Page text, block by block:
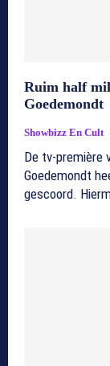
Ruim half
Goedemondt
Showbizz En Cult
De tv-première
Goedemondt
gescoord.